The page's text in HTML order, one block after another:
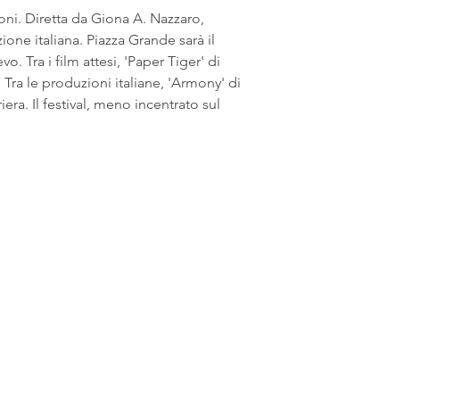
Diretta da Giona A. Nazzaro,
italiana. Piazza Grande sarà il
Tra i film attesi, 'Paper Tiger' di
le produzioni italiane, 'Armony' di
Il festival, meno incentrato sul